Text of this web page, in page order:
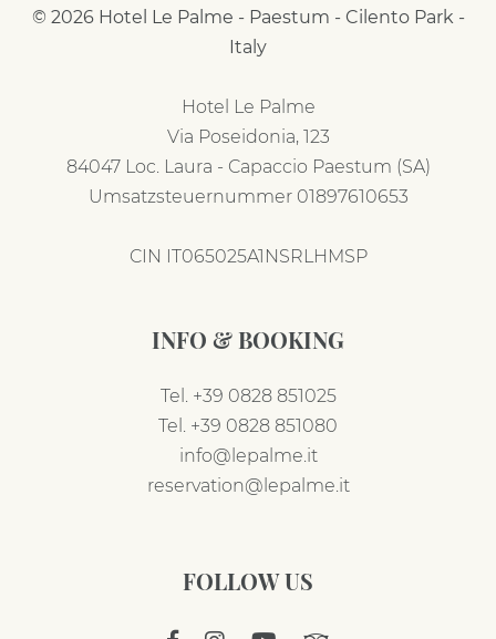
© 2026 Hotel Le Palme - Paestum - Cilento Park -
Italy
Hotel Le Palme
Via Poseidonia, 123
84047 Loc. Laura - Capaccio Paestum (SA)
Umsatzsteuernummer 01897610653
CIN IT065025A1NSRLHMSP
INFO & BOOKING
Tel. +39 0828 851025
Tel. +39 0828 851080
info@lepalme.it
reservation@lepalme.it
FOLLOW US